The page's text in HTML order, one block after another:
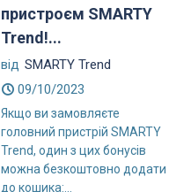
пристроєм SMARTY
Trend!...
від SMARTY Trend
09/10/2023
Якщо ви замовляєте
головний пристрій SMARTY
Trend, один з цих бонусів
можна безкоштовно додати
до кошика:...